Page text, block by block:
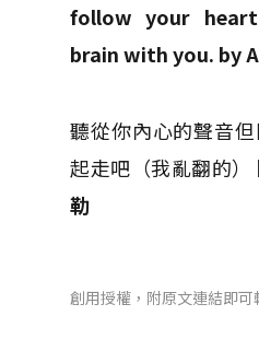
follow your
brain with you. by
聽從你內心的聲音
起走吧（我亂翻的）
勒
創用授權，附原文連結即可